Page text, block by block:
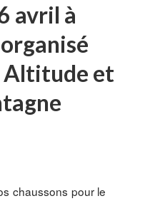
avril à
et
chaussons pour le